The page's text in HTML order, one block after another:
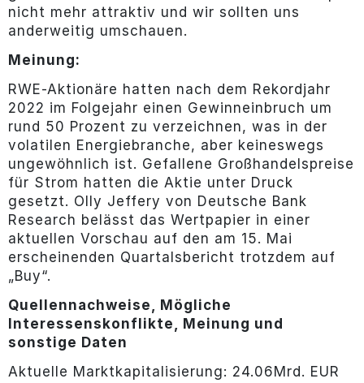
nicht mehr attraktiv und wir sollten uns
anderweitig umschauen.
Meinung:
RWE-Aktionäre hatten nach dem Rekordjahr
2022 im Folgejahr einen Gewinneinbruch um
rund 50 Prozent zu verzeichnen, was in der
volatilen Energiebranche, aber keineswegs
ungewöhnlich ist. Gefallene Großhandelspreise
für Strom hatten die Aktie unter Druck
gesetzt. Olly Jeffery von Deutsche Bank
Research belässt das Wertpapier in einer
aktuellen Vorschau auf den am 15. Mai
erscheinenden Quartalsbericht trotzdem auf
„Buy“.
Quellennachweise, Mögliche
Interessenskonflikte, Meinung und
sonstige Daten
Aktuelle Marktkapitalisierung: 24.06Mrd. EUR